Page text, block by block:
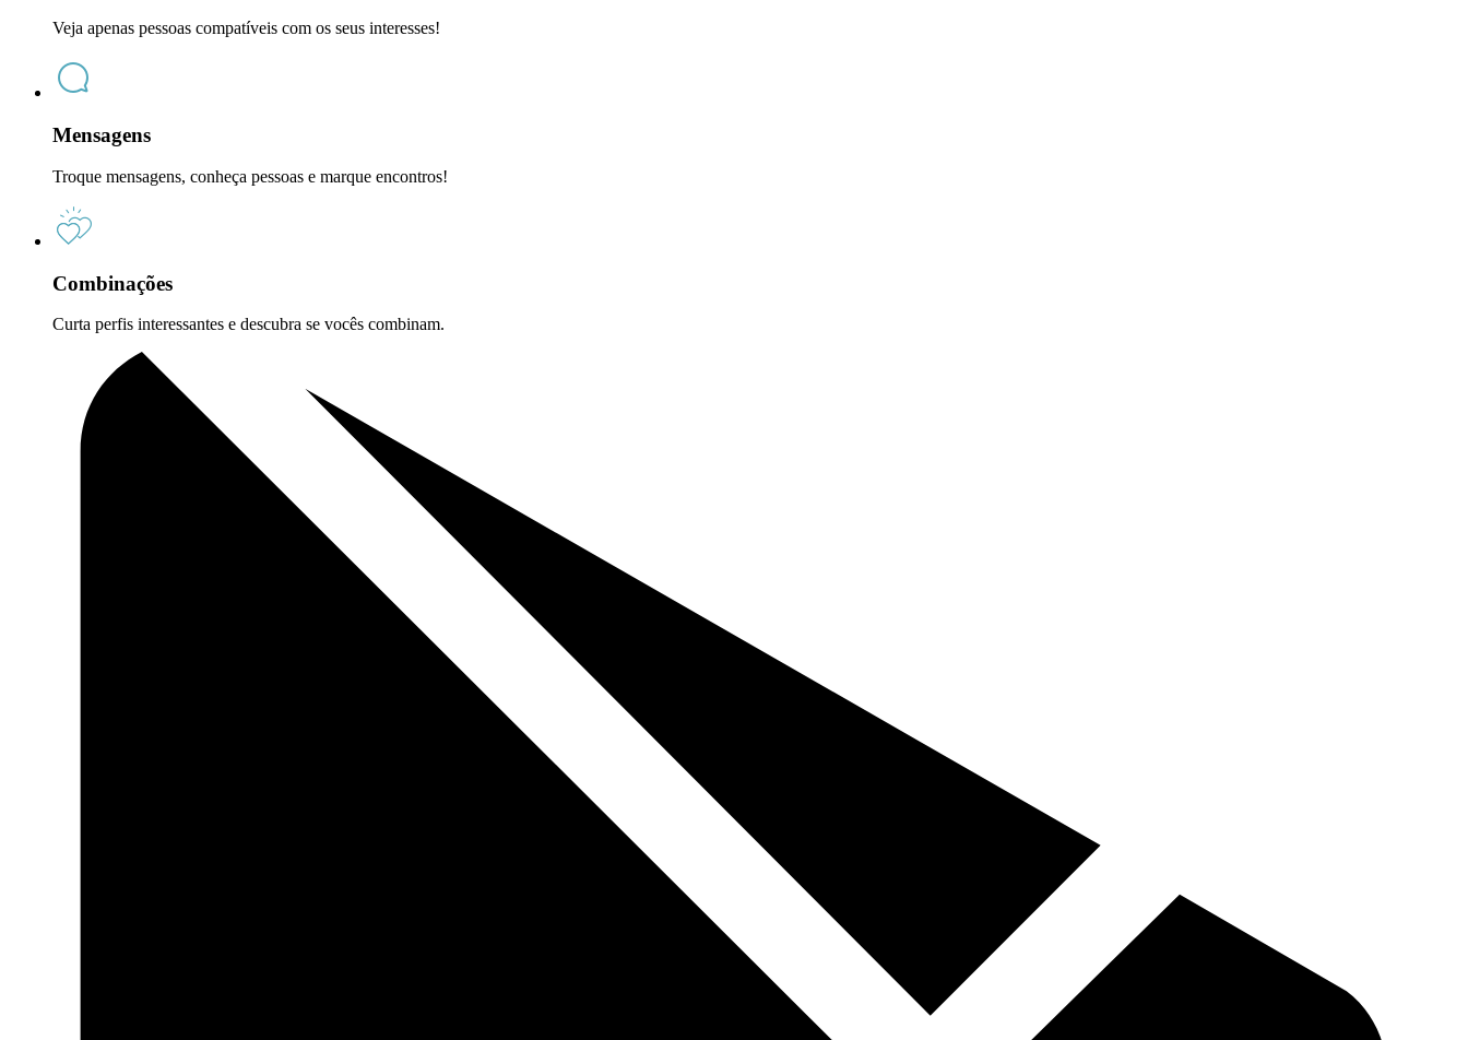
Veja apenas pessoas compatíveis com os seus interesses!
Mensagens
Troque mensagens, conheça pessoas e marque encontros!
Combinações
Curta perfis interessantes e descubra se vocês combinam.